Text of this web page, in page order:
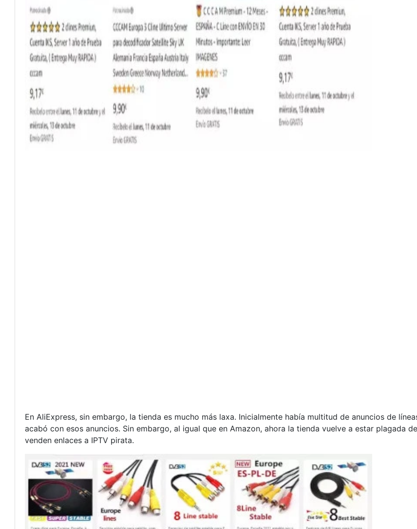
En AliExpress, sin embargo, la tienda es mucho más laxa. Inicialmente había multitud de anuncios de
acabó con esos anuncios. Sin embargo, al igual que en Amazon, ahora la tienda vuelve a estar plagada
venden enlaces a IPTV pirata.